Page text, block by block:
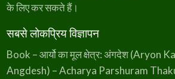
के लिए कर सकते हैं।
सबसे लोकप्रिय विज्ञापन
Book – आर्यो का मूल क्षेत्र: अंगदेश (Aryon
Angdesh) – Acharya Parshuram